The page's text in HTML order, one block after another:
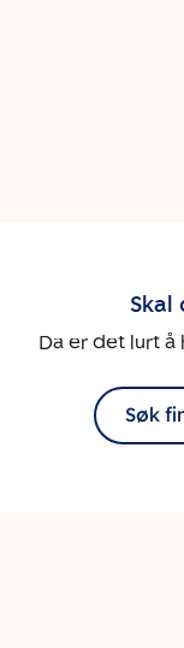
Skal
Da er det lurt å
Søk